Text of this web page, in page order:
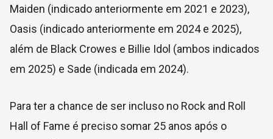
Maiden (indicado anteriormente em 2021 e 2023),
Oasis (indicado anteriormente em 2024 e 2025),
além de Black Crowes e Billie Idol (ambos indicados
em 2025) e Sade (indicada em 2024).
Para ter a chance de ser incluso no Rock and Roll
Hall of Fame é preciso somar 25 anos após o